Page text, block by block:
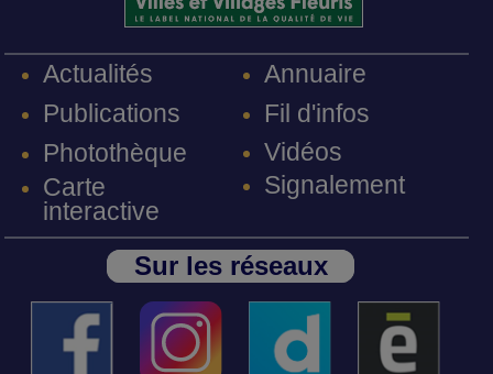
Actualités
Publications
Photothèque
Carte
interactive
Annuaire
Fil d'infos
Vidéos
Signalement
Sur les réseaux